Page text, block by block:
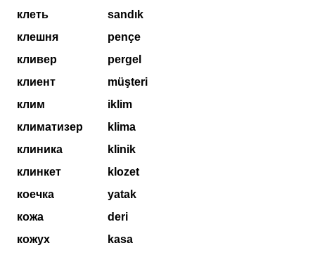
клеть
клешня
кливер
клиент
клим
климатизер
клиника
клинкет
коечка
кожа
кожух
sandık
pençe
pergel
müşteri
iklim
klima
klinik
klozet
yatak
deri
kasa